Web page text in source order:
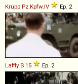
Krupp Pz.Kpfw.IV Ep. 2
Laffly S 15 Ep. 2